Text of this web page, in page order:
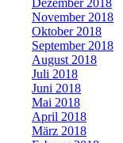
November 2018
Oktober 2018
September 2018
August 2018
Juli 2018
Juni 2018
Mai 2018
April 2018
März 2018